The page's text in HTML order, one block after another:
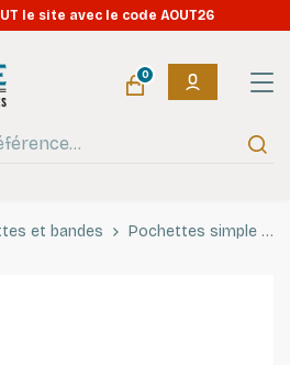
le site avec le code AOUT26
0
et bandes Pochettes simple soudure